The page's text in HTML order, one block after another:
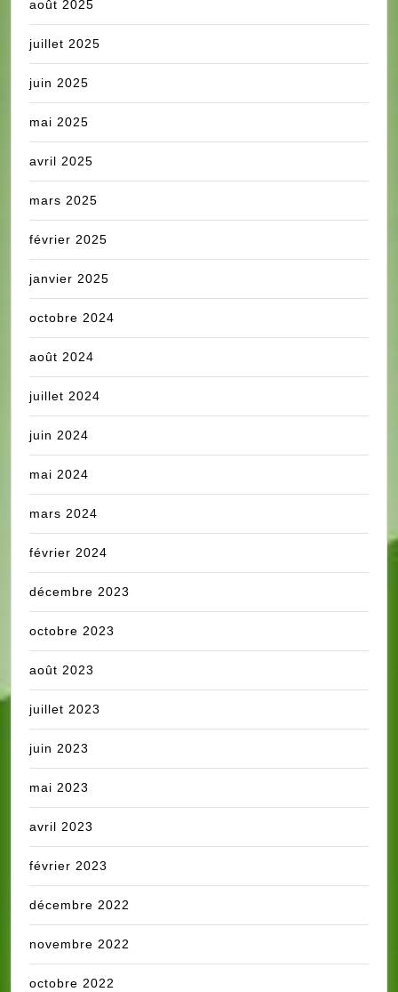
août 2025
juillet 2025
juin 2025
mai 2025
avril 2025
mars 2025
février 2025
janvier 2025
octobre 2024
août 2024
juillet 2024
juin 2024
mai 2024
mars 2024
février 2024
décembre 2023
octobre 2023
août 2023
juillet 2023
juin 2023
mai 2023
avril 2023
février 2023
décembre 2022
novembre 2022
octobre 2022